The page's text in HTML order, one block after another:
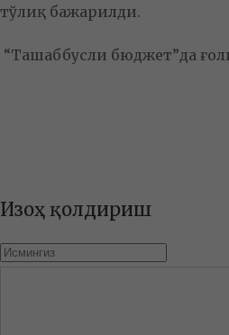
тўлиқ бажарилди.
“Ташаббусли бюджет”да
Изоҳ қолдириш